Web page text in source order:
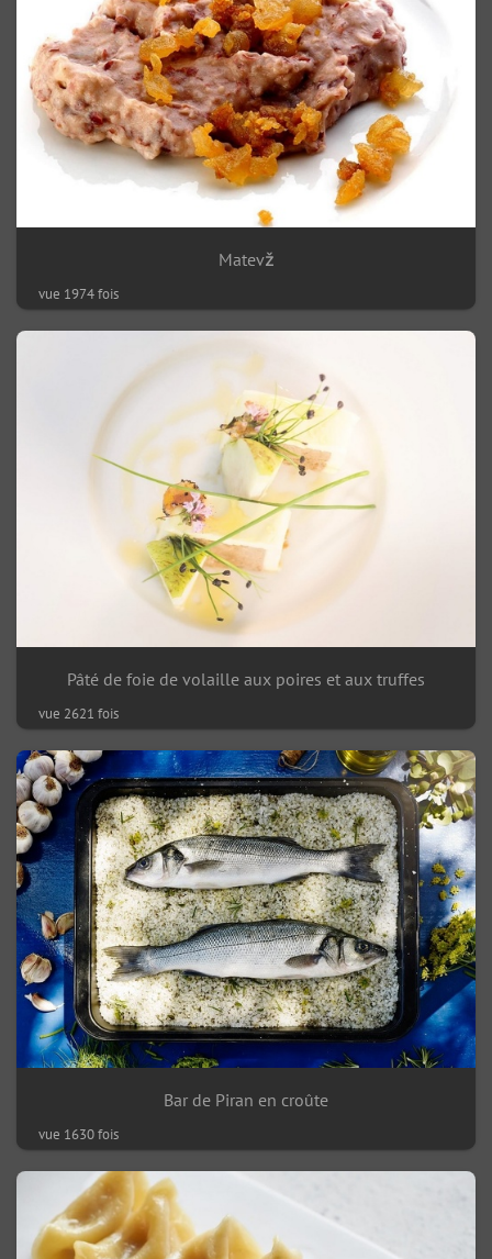
Matevž
vue 1974 fois
Pâté de foie de volaille aux poires et aux truffes
vue 2621 fois
Bar de Piran en croûte
vue 1630 fois